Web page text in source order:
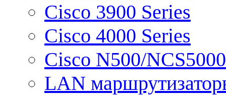
Cisco 3900 Series
Cisco 4000 Series
Cisco N500/
LAN